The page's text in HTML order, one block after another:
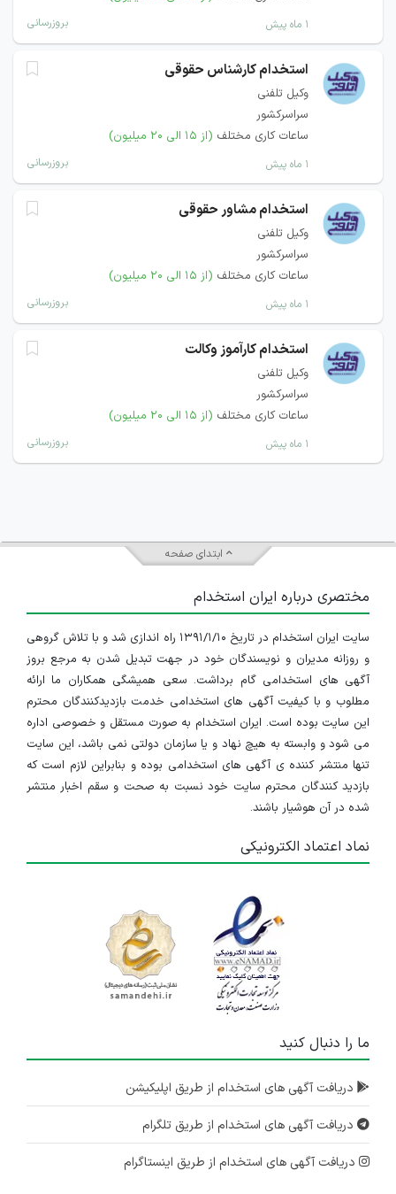
۱ ماه پیش بروزرسانی
استخدام کارشناس حقوقی
وکیل تلفنی
سراسرکشور
ساعات کاری مختلف (از ۱۵ الی ۲۰ میلیون)
۱ ماه پیش بروزرسانی
استخدام مشاور حقوقی
وکیل تلفنی
سراسرکشور
ساعات کاری مختلف (از ۱۵ الی ۲۰ میلیون)
۱ ماه پیش بروزرسانی
استخدام کارآموز وکالت
وکیل تلفنی
سراسرکشور
ساعات کاری مختلف (از ۱۵ الی ۲۰ میلیون)
۱ ماه پیش بروزرسانی
ابتدای صفحه
مختصری درباره ایران استخدام
سایت ایران استخدام در تاریخ ۱۳۹۱/۱/۱۰ راه اندازی شد و با تلاش گروهی
و روزانه مدیران و نویسندگان خود در جهت تبدیل شدن به مرجع بروز
آگهی های استخدامی گام برداشت. سعی همیشگی همکاران ما ارائه
مطلوب و با کیفیت آگهی های استخدامی خدمت بازدیدکنندگان محترم
این سایت بوده است. ایران استخدام به صورت مستقل و خصوصی اداره
می شود و وابسته به هیچ نهاد و یا سازمان دولتی نمی باشد، این سایت
تنها منتشر کننده ی آگهی های استخدامی بوده و بنابراین لازم است که
بازدید کنندگان محترم سایت خود نسبت به صحت و سقم اخبار منتشر
شده در آن هوشیار باشند.
نماد اعتماد الکترونیکی
ما را دنبال کنید
دریافت آگهی های استخدام از طریق اپلیکیشن
دریافت آگهی های استخدام از طریق تلگرام
دریافت آگهی های استخدام از طریق اینستاگرام